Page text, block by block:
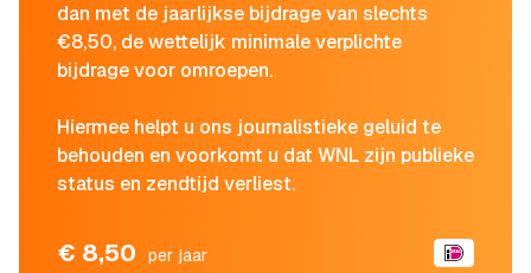
dan met de jaarlijkse bijdrage van slechts
€8,50, de wettelijk minimale verplichte
bijdrage voor omroepen.
Hiermee helpt u ons journalistieke geluid te
behouden en voorkomt u dat WNL zijn publieke
status en zendtijd verliest.
€ 8,50 per jaar